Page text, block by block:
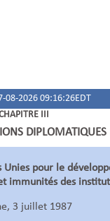
08-2026 09:16:26EDT
III
DIPLOMATIQUES
Unies pour le
immunités des
3 juillet 1987